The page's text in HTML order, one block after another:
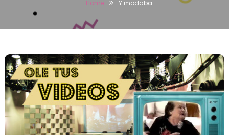
Home Y modaba